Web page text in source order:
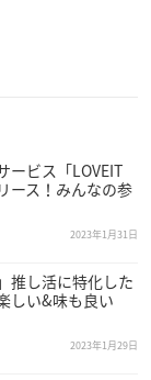
ービス「LOVEIT
ース！みんなの参
2023年1月31日
推し活に特化した
しい&味も良い
2023年1月29日